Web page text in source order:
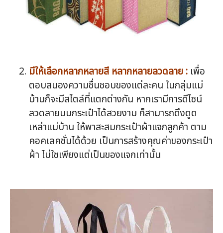
มีให้เลือกหลากหลายสี หลากหลายลวดลาย : เพื่อ
ตอบสนองความชื่นชอบของแต่ละคน ในกลุ่มแม่
บ้านก็จะมีสไตล์ที่แตกต่างกัน หากเรามีการดีไซน์
ลวดลายบนกระเป๋าได้สวยงาม ก็สามารถดึงดูด
เหล่าแม่บ้าน ให้พาสะสมกระเป๋าผ้าแจกลูกค้า ตาม
คอคเลคชั่นได้ด้วย เป็นการสร้างคุณค่าของกระเป๋า
ผ้า ไม่ใชเพียงแต่เป็นของแจกเท่านั้น